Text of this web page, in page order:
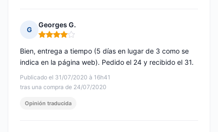
G
Georges G.
Nota: 4 de 5
Publicado el 31/07/2020 à 16h41
tras una compra de 24/07/2020
Bien, entrega a tiempo (5 días en lugar de 3 como se
indica en la página web). Pedido el 24 y recibido el 31.
Opinión traducida